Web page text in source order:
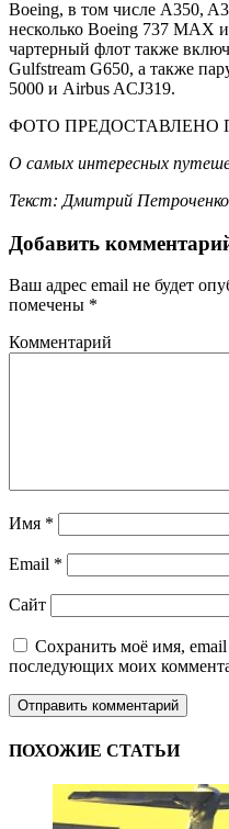
Boeing, в том числе A350,
несколько Boeing 737 MAX
чартерный флот также
Gulfstream G650, а также
5000 и Airbus ACJ319.
ФОТО ПРЕДОСТАВЛЕНО
О самых интересных
Текст: Дмитрий Петроченко
Добавить
Ваш адрес email не будет
помечены *
Комментарий
Имя *
Email *
Сайт
Сохранить моё имя, email
последующих моих
ПОХОЖИЕ СТАТЬИ